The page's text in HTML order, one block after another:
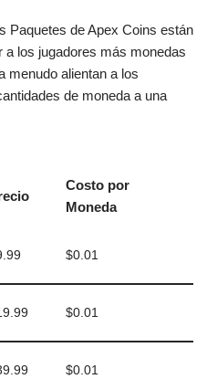
Paquetes de Apex Coins están
los jugadores más monedas
menudo alientan a los
de moneda a una
Costo por
Moneda
$0.01
$0.01
$0.01